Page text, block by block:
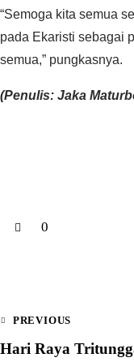
“Semoga kita semua
pada Ekaristi sebagai
semua,” pungkasnya.
‎‎(Penulis: Jaka
0
PREVIOUS
Hari Raya